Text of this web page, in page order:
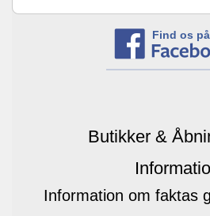
Find os på
Butikker &
Information om faktas